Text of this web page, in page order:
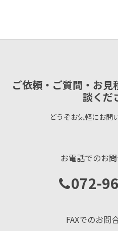
ご依頼・ご質問・お
談くだ
どうぞお気軽にお問
お電話でのお
072-
FAXでのお問